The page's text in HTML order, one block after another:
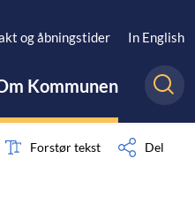
og åbningstider In English
Kommunen
Forstør tekst Del